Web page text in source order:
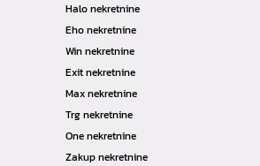
Halo nekretnine
Eho nekretnine
Win nekretnine
Exit nekretnine
Max nekretnine
Trg nekretnine
One nekretnine
Zakup nekretnine